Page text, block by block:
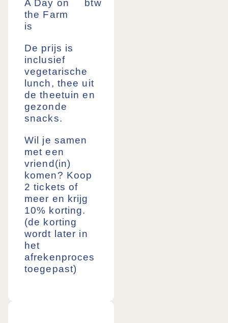
A Day on
the Farm
is
btw
De prijs is
inclusief
vegetarische
lunch, thee uit
de theetuin en
gezonde
snacks.
Wil je samen
met een
vriend(in)
komen? Koop
2 tickets of
meer en krijg
10% korting.
(de korting
wordt later in
het
afrekenproces
toegepast)